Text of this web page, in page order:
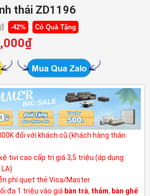
thái ZD1196
₫ -42% Có Quà Tặng
₫
đối với khách cũ (khách hàng thân
tivi cao cấp trị giá 3,5 triệu (áp dụng
phí quẹt thẻ Visa/Master
đa 1 triệu vào giá bàn trà, thảm, bàn ghế